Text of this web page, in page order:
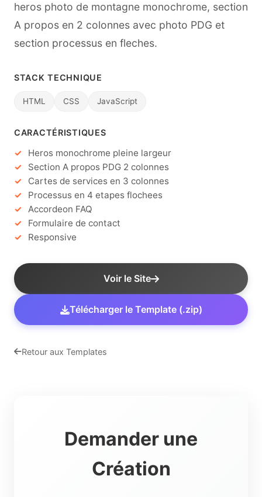
heros photo de montagne monochrome, section
A propos en 2 colonnes avec photo PDG et
section processus en fleches.
STACK TECHNIQUE
HTML CSS JavaScript
CARACTÉRISTIQUES
Heros monochrome pleine largeur
Section A propos PDG 2 colonnes
Cartes de services en 3 colonnes
Processus en 4 etapes flochees
Accordeon FAQ
Formulaire de contact
Responsive
Voir le Site
Télécharger le Template (.zip)
Retour aux Templates
Demander une
Création